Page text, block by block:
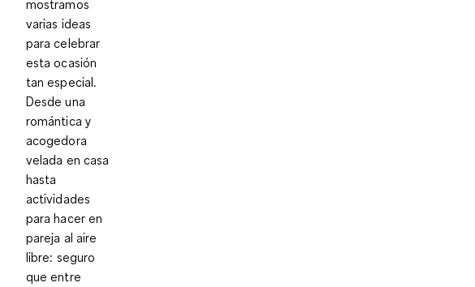
mostramos
varias ideas
para celebrar
esta ocasión
tan especial.
Desde una
romántica y
acogedora
velada en casa
hasta
actividades
para hacer en
pareja al aire
libre: seguro
que entre